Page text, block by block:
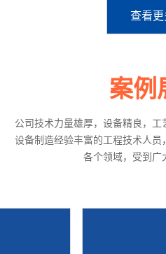
查看
案例
公司技术力量雄厚，设备精良，
设备制造经验丰富的工程技术人
各个领域，受到广